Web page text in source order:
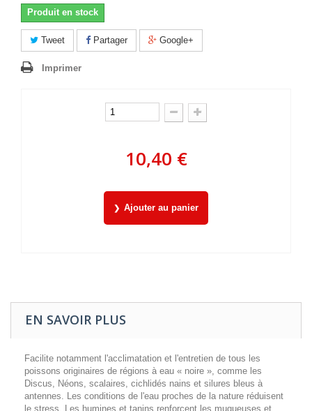
Produit en stock
Tweet Partager Google+
Imprimer
10,40 €
Ajouter au panier
EN SAVOIR PLUS
Facilite notamment l'acclimatation et l'entretien de tous les
poissons originaires de régions à eau « noire », comme les
Discus, Néons, scalaires, cichlidés nains et silures bleus à
antennes. Les conditions de l'eau proches de la nature réduisent
le stress. Les humines et tanins renforcent les muqueuses et